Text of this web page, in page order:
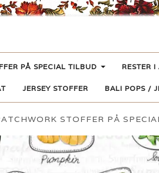
PÅ SPECIAL TILBUD RESTER
JERSEY STOFFER BALI POPS /
STOFFER PÅ